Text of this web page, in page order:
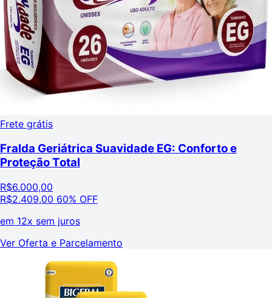
Frete grátis
Fralda Geriátrica Suavidade EG: Conforto e
Proteção Total
R$6.000,00
R$2.409,00 60% OFF
em 12x sem juros
Ver Oferta e Parcelamento